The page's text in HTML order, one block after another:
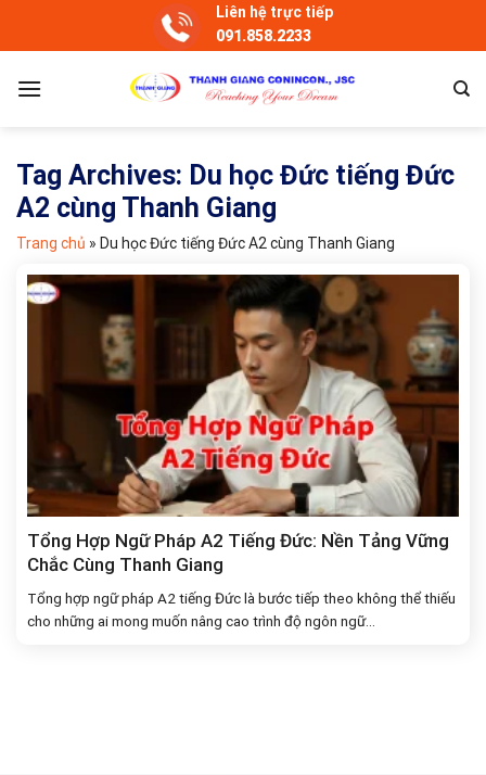
Liên hệ trực tiếp
091.858.2233
Tag Archives: Du học Đức tiếng Đức
A2 cùng Thanh Giang
Trang chủ » Du học Đức tiếng Đức A2 cùng Thanh Giang
Tổng Hợp Ngữ Pháp A2 Tiếng Đức: Nền Tảng Vững
Chắc Cùng Thanh Giang
Tổng hợp ngữ pháp A2 tiếng Đức là bước tiếp theo không thể thiếu
cho những ai mong muốn nâng cao trình độ ngôn ngữ...